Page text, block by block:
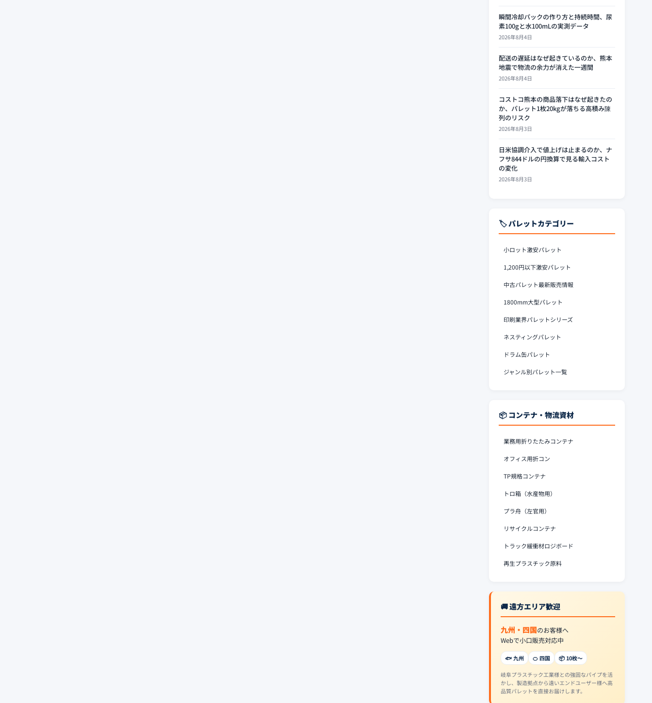
瞬間冷却パックの作り方と持続時間、尿
素100gと水100mLの実測データ
2026年8月4日
配送の遅延はなぜ起きているのか、熊本
地震で物流の余力が消えた一週間
2026年8月4日
コストコ熊本の商品落下はなぜ起きたの
か、パレット1枚20kgが落ちる高積み陳
列のリスク
2026年8月3日
日米協調介入で値上げは止まるのか、ナ
フサ844ドルの円換算で見る輸入コスト
の変化
2026年8月3日
🏷️ パレットカテゴリー
小ロット激安パレット
1,200円以下激安パレット
中古パレット最新販売情報
1800mm大型パレット
印刷業界パレットシリーズ
ネスティングパレット
ドラム缶パレット
ジャンル別パレット一覧
📦 コンテナ・物流資材
業務用折りたたみコンテナ
オフィス用折コン
TP規格コンテナ
トロ箱（水産物用）
プラ舟（左官用）
リサイクルコンテナ
トラック緩衝材ロジボード
再生プラスチック原料
🚚 遠方エリア歓迎
九州・四国のお客様へ
Webで小口販売対応中
🐟 九州 🍊 四国 📦 10枚〜
岐阜プラスチック工業様との強固なパイプを活
かし、製造拠点から遠いエンドユーザー様へ高
品質パレットを直接お届けします。